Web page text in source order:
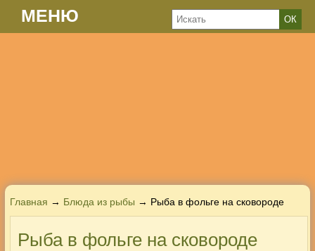
МЕНЮ
Главная → Блюда из рыбы → Рыба в фольге на сковороде
Рыба в фольге на сковороде